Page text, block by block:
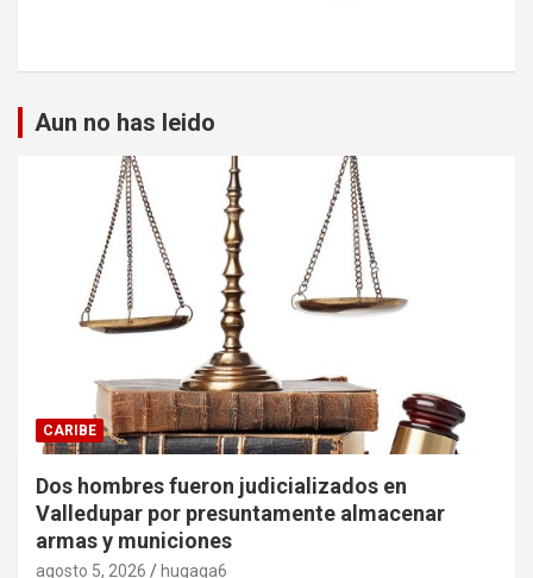
Aun no has leido
CARIBE
Dos hombres fueron judicializados en
Valledupar por presuntamente almacenar
armas y municiones
agosto 5, 2026 hugaga6